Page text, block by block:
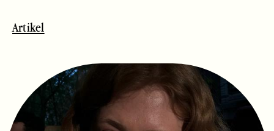
Artikel